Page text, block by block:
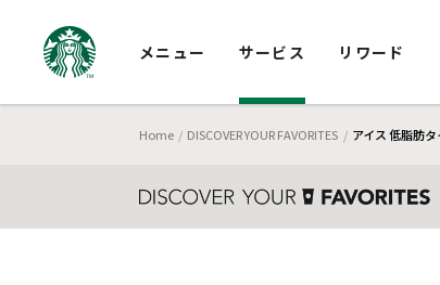
メニュー サービス リワード
Home DISCOVER YOUR FAVORITES アイス 低脂肪